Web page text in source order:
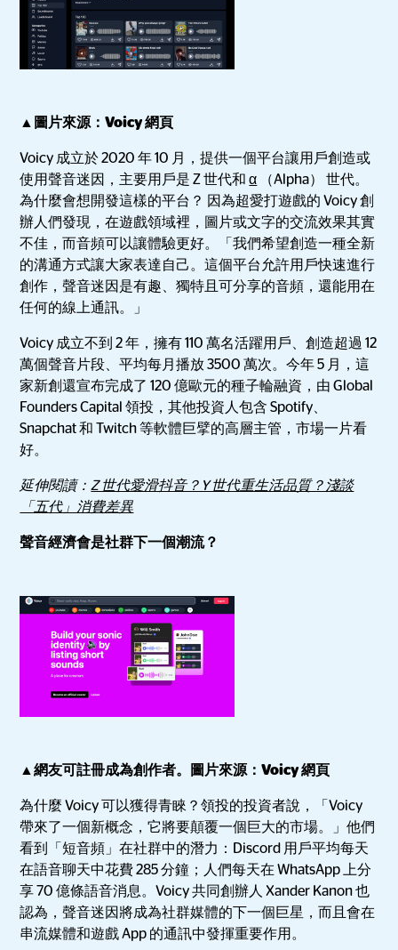
▲圖片來源：Voicy 網頁
Voicy 成立於 2020 年 10 月，提供一個平台讓用戶創造或
使用聲音迷因，主要用戶是 Z 世代和α （Alpha） 世代。
為什麼會想開發這樣的平台？ 因為超愛打遊戲的 Voicy 創
辦人們發現，在遊戲領域裡，圖片或文字的交流效果其實
不佳，而音頻可以讓體驗更好。「我們希望創造一種全新
的溝通方式讓大家表達自己。這個平台允許用戶快速進行
創作，聲音迷因是有趣、獨特且可分享的音頻，還能用在
任何的線上通訊。」
Voicy 成立不到 2 年，擁有 110 萬名活躍用戶、創造超過 12
萬個聲音片段、平均每月播放 3500 萬次。今年 5 月，這
家新創還宣布完成了 120 億歐元的種子輪融資，由 Global
Founders Capital 領投，其他投資人包含 Spotify、
Snapchat 和 Twitch 等軟體巨擘的高層主管，市場一片看
好。
延伸閱讀：Z 世代愛滑抖音？Y 世代重生活品質？淺談
「五代」消費差異
聲音經濟會是社群下一個潮流？
▲網友可註冊成為創作者。圖片來源：Voicy 網頁
為什麼 Voicy 可以獲得青睞？領投的投資者說，「Voicy
帶來了一個新概念，它將要顛覆一個巨大的市場。」他們
看到「短音頻」在社群中的潛力：Discord 用戶平均每天
在語音聊天中花費 285 分鐘；人們每天在 WhatsApp 上分
享 70 億條語音消息。Voicy 共同創辦人 Xander Kanon 也
認為，聲音迷因將成為社群媒體的下一個巨星，而且會在
串流媒體和遊戲 App 的通訊中發揮重要作用。